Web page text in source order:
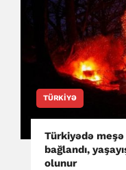
TÜRKIYƏ
Türkiyədə meşə
bağlandı,
olunur